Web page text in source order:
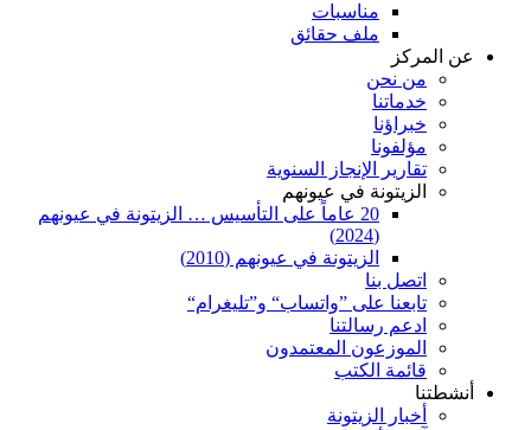
مناسبات
ملف حقائق
عن المركز
من نحن
خدماتنا
خبراؤنا
مؤلفونا
تقارير الإنجاز السنوية
الزيتونة في عيونهم
20 عاماً على التأسيس … الزيتونة في عيونهم
(2024)
الزيتونة في عيونهم (2010)
اتصل بنا
تابعنا على ”واتساب“ و”تليغرام“
ادعم رسالتنا
الموزعون المعتمدون
قائمة الكتب
أنشطتنا
أخبار الزيتونة